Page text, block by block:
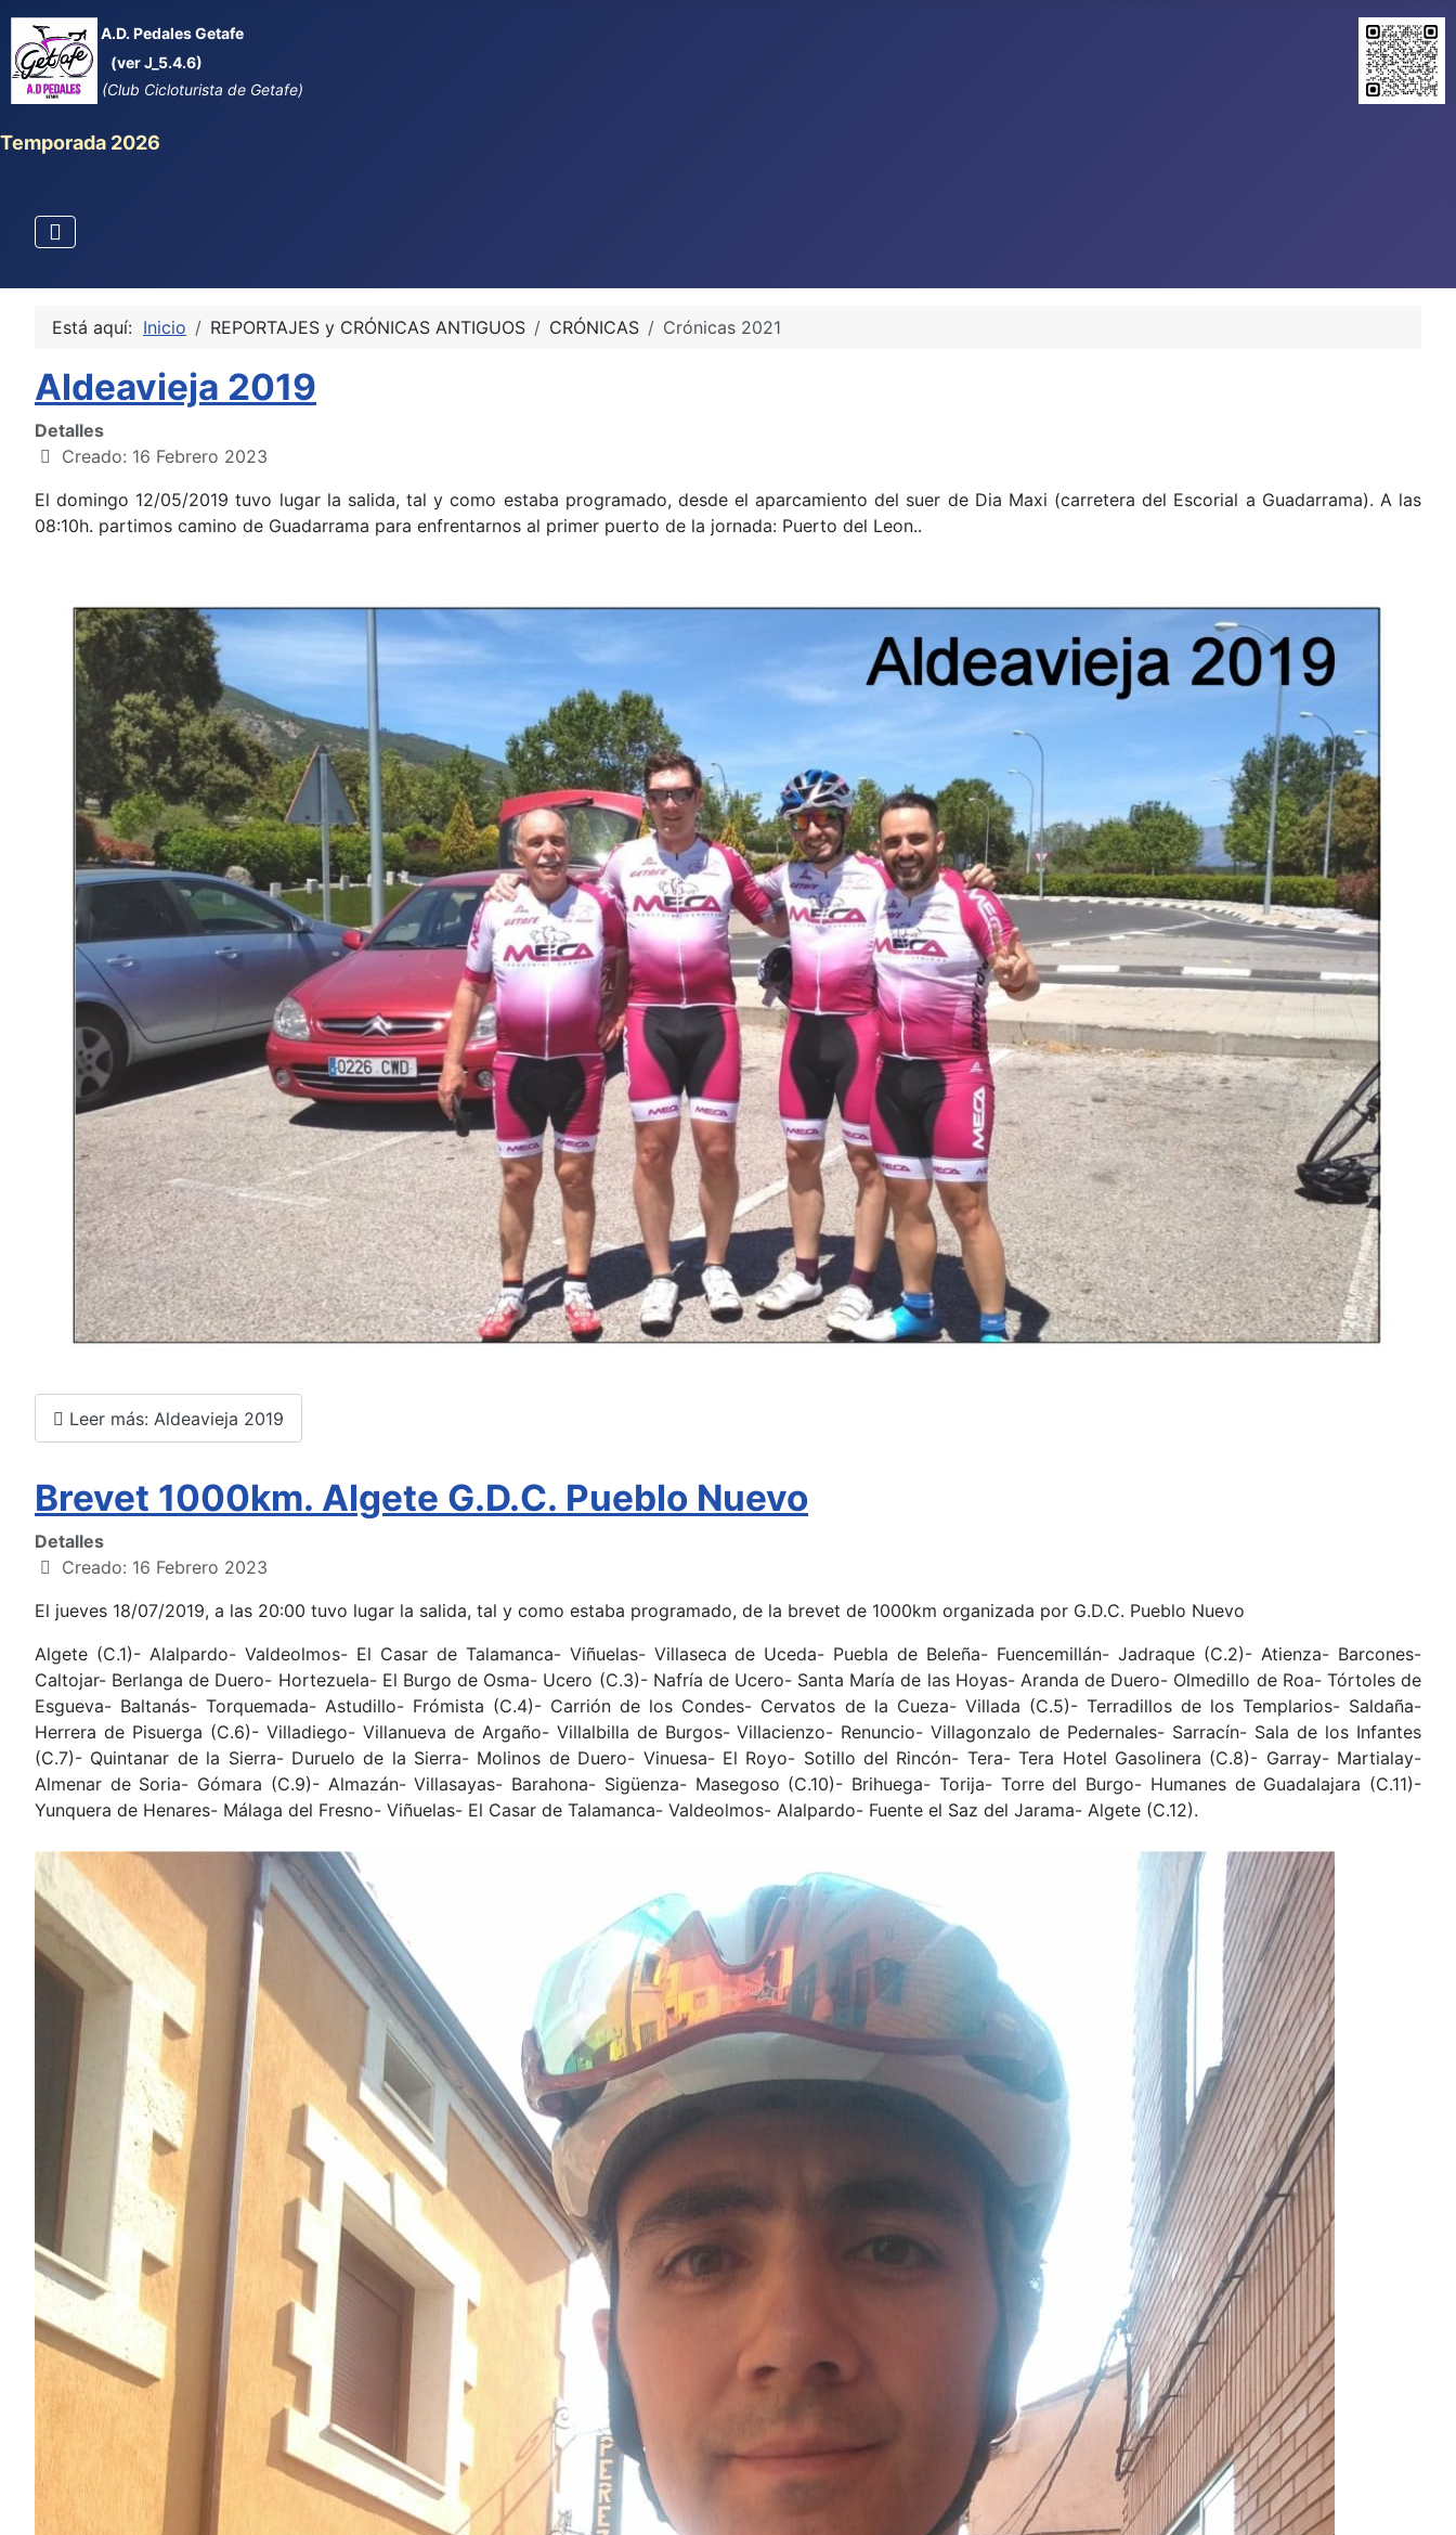
A.D. Pedales Getafe
(ver J_5.4.6)
(Club Cicloturista de Getafe)
Temporada 2026
Está aquí: Inicio REPORTAJES y CRÓNICAS ANTIGUOS CRÓNICAS Crónicas 2021
Aldeavieja 2019
Detalles
Creado: 16 Febrero 2023
El domingo 12/05/2019 tuvo lugar la salida, tal y como estaba programado, desde el aparcamiento del suer de Dia Maxi (carretera del Escorial a Guadarrama). A las
08:10h. partimos camino de Guadarrama para enfrentarnos al primer puerto de la jornada: Puerto del Leon..
Leer más: Aldeavieja 2019
Brevet 1000km. Algete G.D.C. Pueblo Nuevo
Detalles
Creado: 16 Febrero 2023
El jueves 18/07/2019, a las 20:00 tuvo lugar la salida, tal y como estaba programado, de la brevet de 1000km organizada por G.D.C. Pueblo Nuevo
Algete (C.1)- Alalpardo- Valdeolmos- El Casar de Talamanca- Viñuelas- Villaseca de Uceda- Puebla de Beleña- Fuencemillán- Jadraque (C.2)- Atienza- Barcones-
Caltojar- Berlanga de Duero- Hortezuela- El Burgo de Osma- Ucero (C.3)- Nafría de Ucero- Santa María de las Hoyas- Aranda de Duero- Olmedillo de Roa- Tórtoles de
Esgueva- Baltanás- Torquemada- Astudillo- Frómista (C.4)- Carrión de los Condes- Cervatos de la Cueza- Villada (C.5)- Terradillos de los Templarios- Saldaña-
Herrera de Pisuerga (C.6)- Villadiego- Villanueva de Argaño- Villalbilla de Burgos- Villacienzo- Renuncio- Villagonzalo de Pedernales- Sarracín- Sala de los Infantes
(C.7)- Quintanar de la Sierra- Duruelo de la Sierra- Molinos de Duero- Vinuesa- El Royo- Sotillo del Rincón- Tera- Tera Hotel Gasolinera (C.8)- Garray- Martialay-
Almenar de Soria- Gómara (C.9)- Almazán- Villasayas- Barahona- Sigüenza- Masegoso (C.10)- Brihuega- Torija- Torre del Burgo- Humanes de Guadalajara (C.11)-
Yunquera de Henares- Málaga del Fresno- Viñuelas- El Casar de Talamanca- Valdeolmos- Alalpardo- Fuente el Saz del Jarama- Algete (C.12).